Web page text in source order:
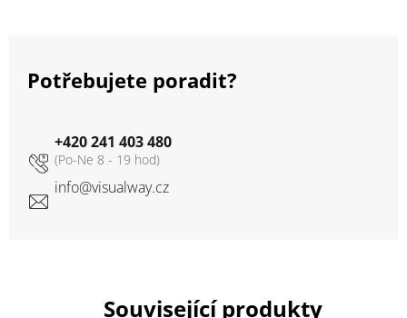
Související produkty
Potřebujete poradit?
info@visualway.cz
+420 241 403 480